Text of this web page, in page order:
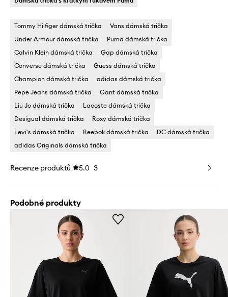
Tommy Hilfiger dámská trička
Vans dámská trička
Under Armour dámská trička
Puma dámská trička
Calvin Klein dámská trička
Gap dámská trička
Converse dámská trička
Guess dámská trička
Champion dámská trička
adidas dámská trička
Pepe Jeans dámská trička
Gant dámská trička
Liu Jo dámská trička
Lacoste dámská trička
Desigual dámská trička
Roxy dámská trička
Levi's dámská trička
Reebok dámská trička
DC dámská trička
adidas Originals dámská trička
Recenze produktů 5.0 3
Podobné produkty